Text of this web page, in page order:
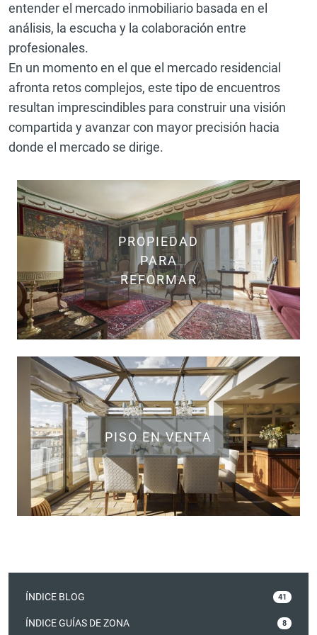
entender el mercado inmobiliario basada en el
análisis, la escucha y la colaboración entre
profesionales.
En un momento en el que el mercado residencial
afronta retos complejos, este tipo de encuentros
resultan imprescindibles para construir una visión
compartida y avanzar con mayor precisión hacia
donde el mercado se dirige.
PROPIEDAD
PARA
REFORMAR
PISO EN VENTA
ÍNDICE BLOG 41
ÍNDICE GUÍAS DE ZONA 8